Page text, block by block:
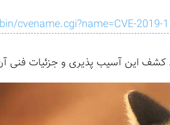
cvename.cgi?name=CVE-2019-
کشف این آسیب پذیری و جزئیات فنی